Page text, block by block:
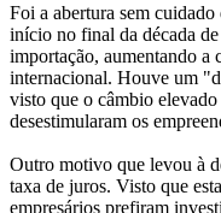
Foi a abertura sem
início no final da década
importação, aumentando a
internacional. Houve um
visto que o câmbio
desestimularam os
Outro motivo que levou à
taxa de juros. Visto que
empresários prefiram